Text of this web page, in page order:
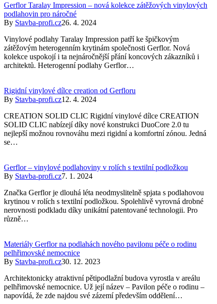
Gerflor Taralay Impression – nová kolekce zátěžových vinylových
podlahovin pro náročné
By Stavba-profi.cz26. 4. 2024
Vinylové podlahy Taralay Impression patří ke špičkovým
zátěžovým heterogenním krytinám společnosti Gerflor. Nová
kolekce uspokojí i ta nejnáročnější přání koncových zákazníků i
architektů. Heterogenní podlahy Gerflor…
Rigidní vinylové dílce creation od Gerfloru
By Stavba-profi.cz12. 4. 2024
CREATION SOLID CLIC Rigidní vinylové dílce CREATION
SOLID CLIC nabízejí díky nové konstrukci DuoCore 2.0 tu
nejlepší možnou rovnováhu mezi rigidní a komfortní zónou. Jedná
se…
Gerflor – vinylové podlahoviny v rolích s textilní podložkou
By Stavba-profi.cz7. 1. 2024
Značka Gerflor je dlouhá léta neodmyslitelně spjata s podlahovou
krytinou v rolích s textilní podložkou. Spolehlivě vyrovná drobné
nerovnosti podkladu díky unikátní patentované technologii. Pro
různě…
Materiály Gerflor na podlahách nového pavilonu péče o rodinu
pelhřimovské nemocnice
By Stavba-profi.cz30. 12. 2023
Architektonicky atraktivní pětipodlažní budova vyrostla v areálu
pelhřimovské nemocnice. Už její název – Pavilon péče o rodinu –
napovídá, že zde najdou své zázemí především oddělení…